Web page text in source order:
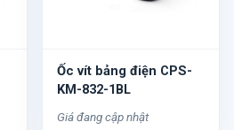
Ốc vít bảng điện CPS-
KM-832-1BL
Giá đang cập nhật